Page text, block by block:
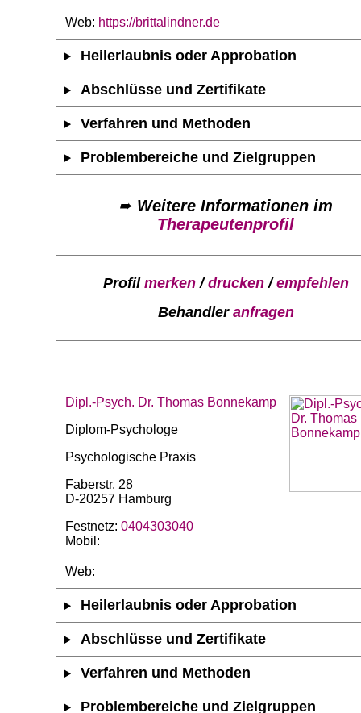
Web: https://brittalindner.de
Heilerlaubnis oder Approbation
Abschlüsse und Zertifikate
Verfahren und Methoden
Problembereiche und Zielgruppen
➨ Weitere Informationen im
Therapeutenprofil
Profil merken/drucken/empfehlen
Behandler anfragen
Dipl.-Psych. Dr. Thomas Bonnekamp
Diplom-Psychologe
Psychologische Praxis
Faberstr. 28
D-20257 Hamburg
Festnetz: 0404303040
Mobil:
Web:
Heilerlaubnis oder Approbation
Abschlüsse und Zertifikate
Verfahren und Methoden
Problembereiche und Zielgruppen